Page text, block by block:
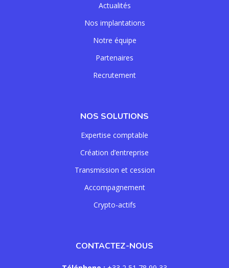
Actualités
Nos implantations
Notre équipe
Partenaires
Recrutement
NOS SOLUTIONS
Expertise comptable
Création d’entreprise
Transmission et cession
Accompagnement
Crypto-actifs
CONTACTEZ-NOUS